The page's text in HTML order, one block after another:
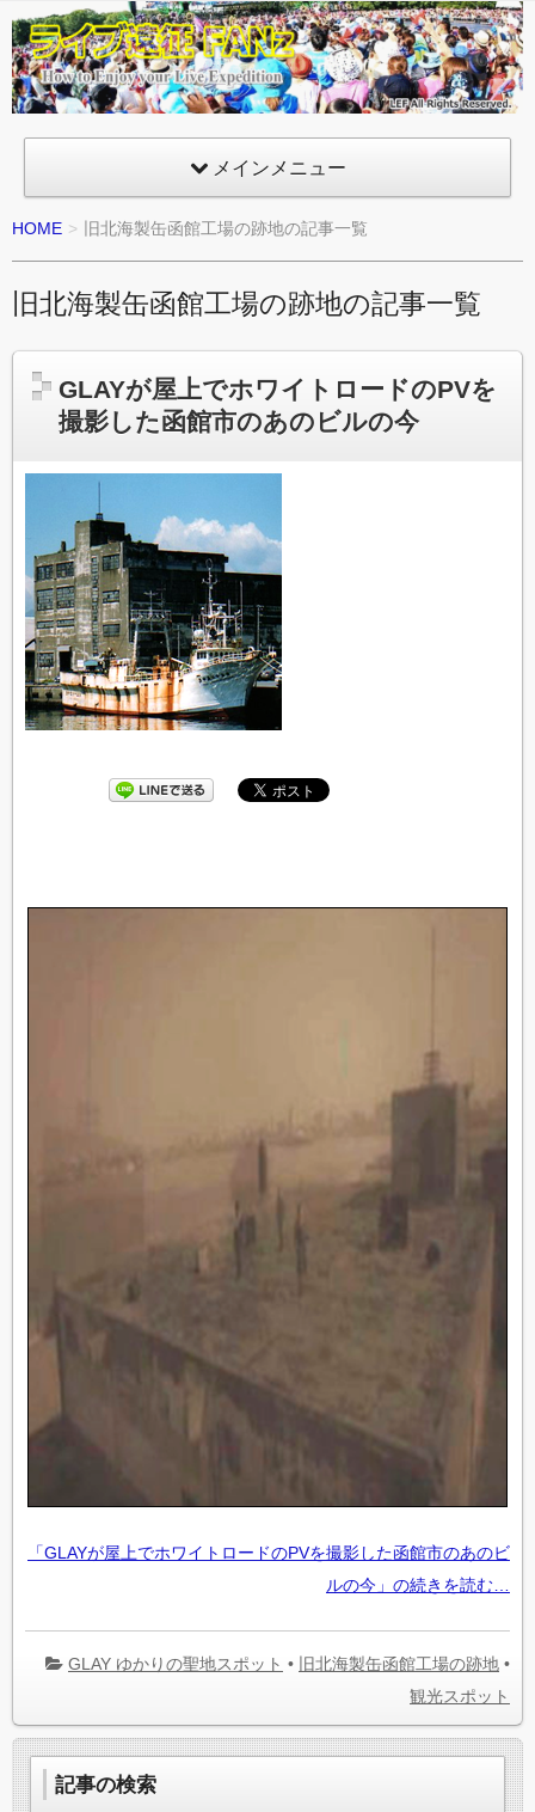
ライ
ブ遠
征
FANz
メインメニュー
HOME 旧北海製缶函館工場の跡地の記事一覧
旧北海製缶函館工場の跡地の記事一覧
GLAYが屋上でホワイトロードのPVを
撮影した函館市のあのビルの今
「GLAYが屋上でホワイトロードのPVを撮影した函館市のあのビ
ルの今」の続きを読む…
GLAY ゆかりの聖地スポット • 旧北海製缶函館工場の跡地 •
観光スポット
記事の検索